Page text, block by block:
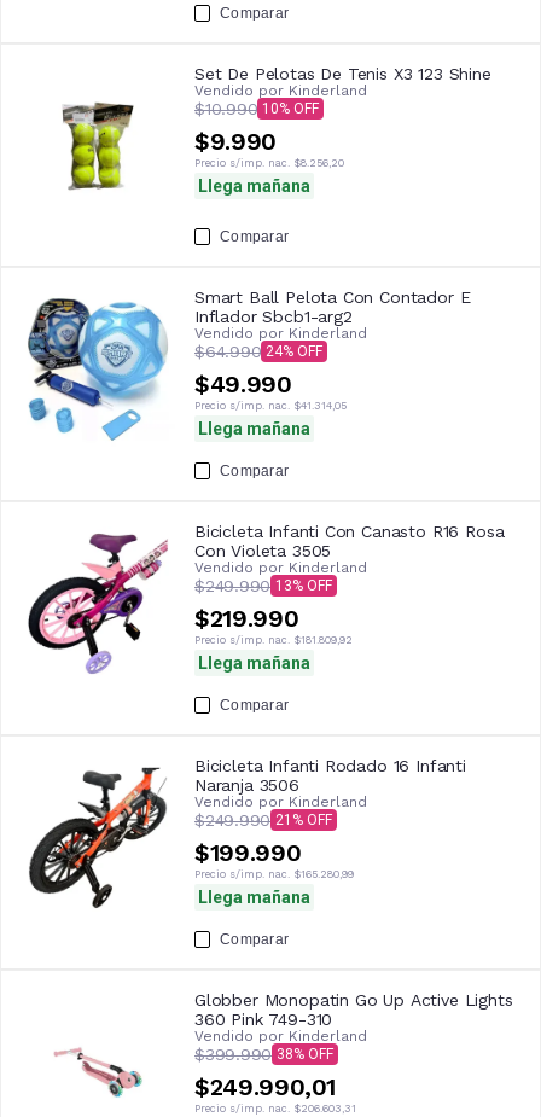
Comparar
Set De Pelotas De Tenis X3 123 Shine
Vendido por Kinderland
$10.990 10
$9.990
Precio s/imp. nac. $8.256,20
Llega mañana
Comparar
Smart Ball Pelota Con Contador E
Inflador Sbcb1-arg2
Vendido por Kinderland
$64.990 24
$49.990
Precio s/imp. nac. $41.314,05
Llega mañana
Comparar
Bicicleta Infanti Con Canasto R16 Rosa
Con Violeta 3505
Vendido por Kinderland
$249.990 13
$219.990
Precio s/imp. nac. $181.809,92
Llega mañana
Comparar
Bicicleta Infanti Rodado 16 Infanti
Naranja 3506
Vendido por Kinderland
$249.990 21
$199.990
Precio s/imp. nac. $165.280,99
Llega mañana
Comparar
Globber Monopatin Go Up Active Lights
360 Pink 749-310
Vendido por Kinderland
$399.990 38
$249.990,01
Precio s/imp. nac. $206.603,31